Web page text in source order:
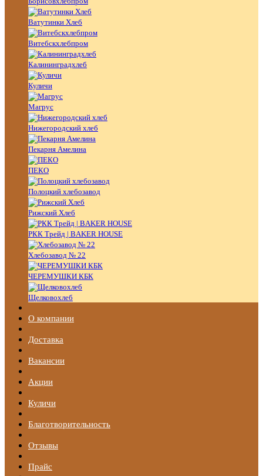
Ватутинки Хлеб
Витебскхлебпром
Калининградхлеб
Куличи
Магрус
Нижегородский хлеб
Пекарня Амелина
ПЕКО
Полоцкий хлебозавод
Рижский Хлеб
РКК Трейд | BAKER HOUSE
Хлебозавод № 22
ЧЕРЕМУШКИ КБК
Щелковохлеб
О компании
Доставка
Вакансии
Акции
Куличи
Благотворительность
Отзывы
Прайс